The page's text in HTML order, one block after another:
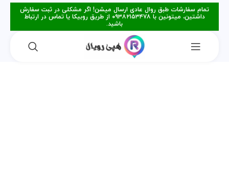
تمام سفارشات طبق روال عادی ارسال میشن! اگر مشکلی در ثبت سفارش
داشتین، میتونین با ۰۹۳۸۲۱۵۳۴۷۸ از طریق روبیکا یا تماس در ارتباط
باشید.